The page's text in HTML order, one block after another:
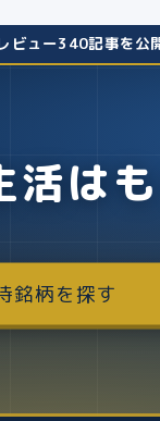
ビュー340記事を公
は
銘柄を探す